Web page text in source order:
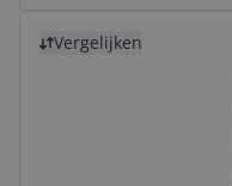
Vergelijken